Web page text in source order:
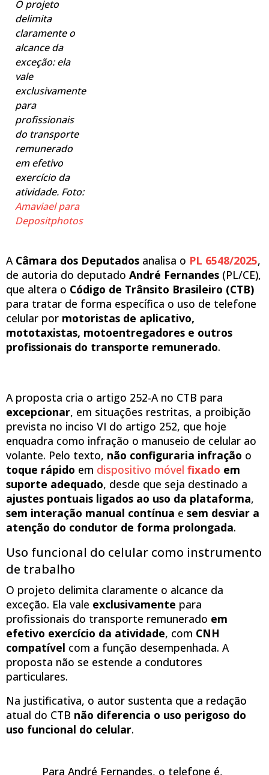
O projeto
delimita
claramente o
alcance da
exceção: ela
vale
exclusivamente
para
profissionais
do transporte
remunerado
em efetivo
exercício da
atividade. Foto:
Amaviael para
Depositphotos
A Câmara dos Deputados analisa o PL 6548/2025,
de autoria do deputado André Fernandes (PL/CE),
que altera o Código de Trânsito Brasileiro (CTB)
para tratar de forma específica o uso de telefone
celular por motoristas de aplicativo,
mototaxistas, motoentregadores e outros
profissionais do transporte remunerado.
A proposta cria o artigo 252-A no CTB para
excepcionar, em situações restritas, a proibição
prevista no inciso VI do artigo 252, que hoje
enquadra como infração o manuseio de celular ao
volante. Pelo texto, não configuraria infração o
toque rápido em dispositivo móvel fixado em
suporte adequado, desde que seja destinado a
ajustes pontuais ligados ao uso da plataforma,
sem interação manual contínua e sem desviar a
atenção do condutor de forma prolongada.
Uso funcional do celular como instrumento
de trabalho
O projeto delimita claramente o alcance da
exceção. Ela vale exclusivamente para
profissionais do transporte remunerado em
efetivo exercício da atividade, com CNH
compatível com a função desempenhada. A
proposta não se estende a condutores
particulares.
Na justificativa, o autor sustenta que a redação
atual do CTB não diferencia o uso perigoso do
uso funcional do celular.
Para André Fernandes, o telefone é,